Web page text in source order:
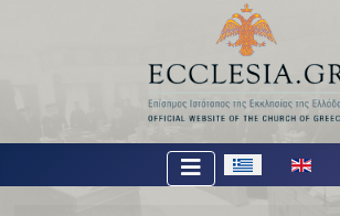
Επιλέξτε τη γλώσσα